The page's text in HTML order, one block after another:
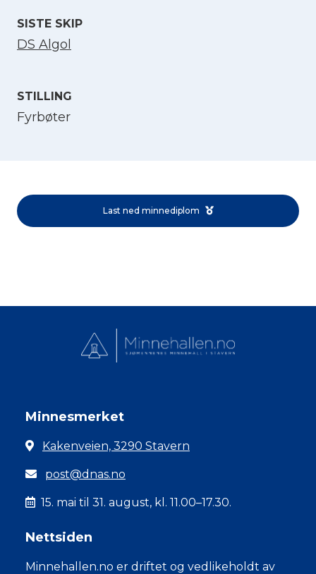
SISTE SKIP
DS Algol
STILLING
Fyrbøter
Last ned minnediplom
Minnesmerket
Kakenveien, 3290 Stavern
post@dnas.no
15. mai til 31. august, kl. 11.00–17.30.
Nettsiden
Minnehallen.no er driftet og vedlikeholdt av